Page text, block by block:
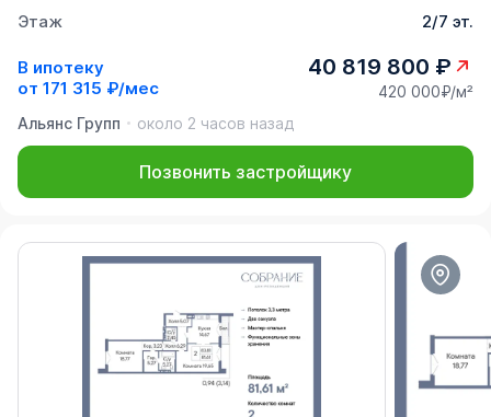
Этаж
2/7 эт.
В ипотеку
от 171 315 ₽/мес
40 819 800 ₽
420 000₽/м²
Альянс Групп
около 2 часов назад
Позвонить застройщику